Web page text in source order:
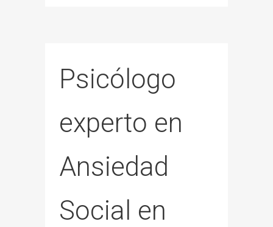
Psicólogo
experto en
Ansiedad
Social en